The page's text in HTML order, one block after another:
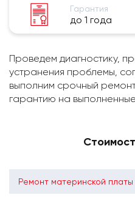
Гарантия
до 1 года
Проведем диагностику,
устранения проблемы,
выполним срочный
гарантию на
Ремонт материнской платы